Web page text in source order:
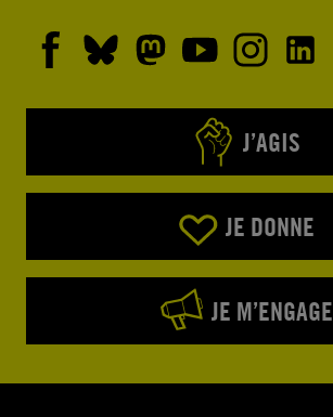
J’AGIS
JE DONNE
JE M’ENGAGE